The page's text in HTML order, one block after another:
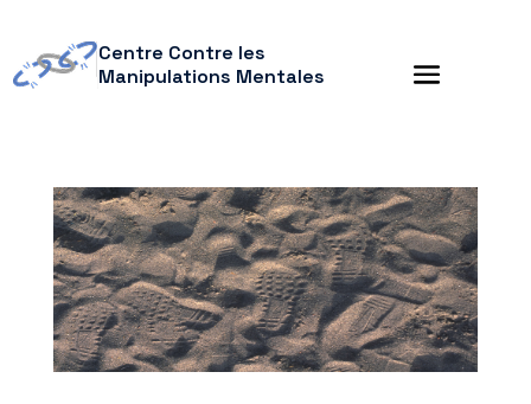
Centre Contre les
Manipulations Mentales